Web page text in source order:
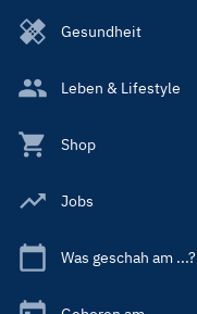
Gesundheit
Leben & Lifestyle
Shop
Jobs
Was geschah am ...?